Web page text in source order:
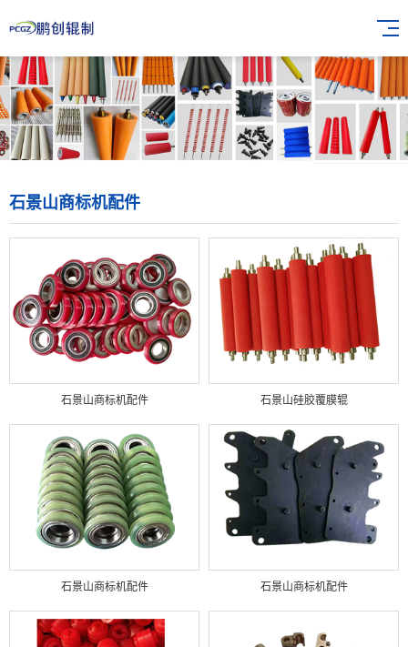
石景山商标机配件
石景山商标机配件 石景山硅胶覆膜辊
石景山商标机配件 石景山商标机配件